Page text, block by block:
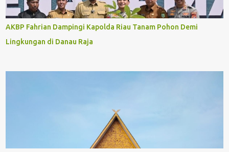
AKBP Fahrian Dampingi Kapolda Riau Tanam Pohon Demi
Lingkungan di Danau Raja